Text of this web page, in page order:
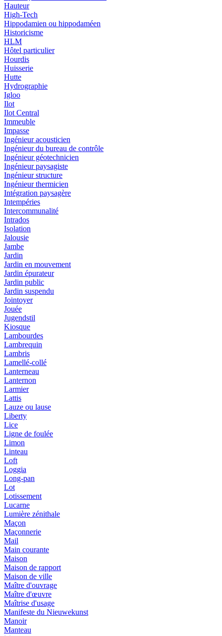
Hauteur
High-Tech
Hippodamien ou hippodaméen
Historicisme
HLM
Hôtel particulier
Hourdis
Huisserie
Hutte
Hydrographie
Igloo
Ilot
Ilot Central
Immeuble
Impasse
Ingénieur acousticien
Ingénieur du bureau de contrôle
Ingénieur géotechnicien
Ingénieur paysagiste
Ingénieur structure
Ingénieur thermicien
Intégration paysagère
Intempéries
Intercommunalité
Intrados
Isolation
Jalousie
Jambe
Jardin
Jardin en mouvement
Jardin épurateur
Jardin public
Jardin suspendu
Jointoyer
Jouée
Jugendstil
Kiosque
Lambourdes
Lambrequin
Lambris
Lamellé-collé
Lanterneau
Lanternon
Larmier
Lattis
Lauze ou lause
Liberty
Lice
Ligne de foulée
Limon
Linteau
Loft
Loggia
Long-pan
Lot
Lotissement
Lucarne
Lumière zénithale
Maçon
Maçonnerie
Mail
Main courante
Maison
Maison de rapport
Maison de ville
Maître d'ouvrage
Maître d'œuvre
Maîtrise d'usage
Manifeste du Nieuwekunst
Manoir
Manteau